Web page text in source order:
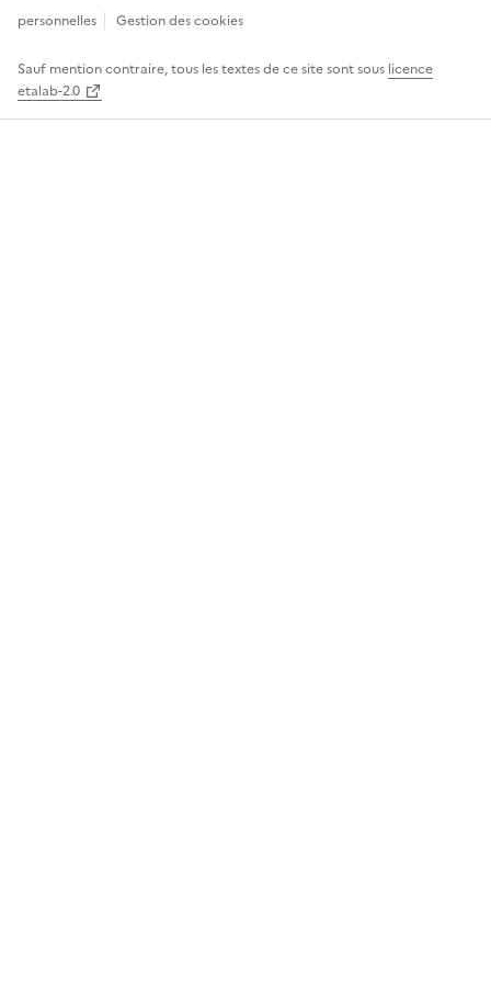
personnelles
Gestion des cookies
Sauf mention contraire, tous les textes de ce site sont sous licence
etalab-2.0